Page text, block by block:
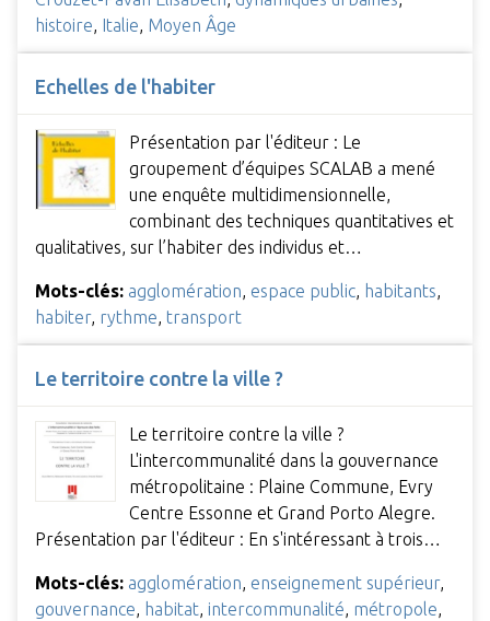
histoire, Italie, Moyen Âge
Echelles de l'habiter
Présentation par l'éditeur : Le
groupement d’équipes SCALAB a mené
une enquête multidimensionnelle,
combinant des techniques quantitatives et
qualitatives, sur l’habiter des individus et…
Mots-clés: agglomération, espace public, habitants,
habiter, rythme, transport
Le territoire contre la ville ?
Le territoire contre la ville ?
L'intercommunalité dans la gouvernance
métropolitaine : Plaine Commune, Evry
Centre Essonne et Grand Porto Alegre.
Présentation par l'éditeur : En s'intéressant à trois…
Mots-clés: agglomération, enseignement supérieur,
gouvernance, habitat, intercommunalité, métropole,